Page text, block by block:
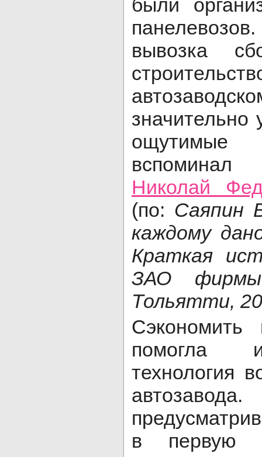
были
вывозка
значительно
ощутимые
Николай
(по: Саяпин
каждому
Краткая
ЗАО фирмы
Тольятти,
помогла и
технология
в первую